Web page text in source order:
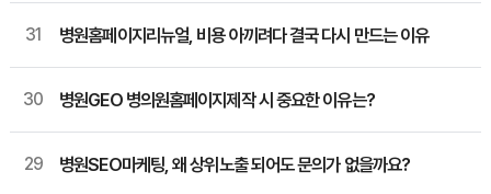
31 병원홈페이지리뉴얼, 비용 아끼려다 결국 다시 만드는 이유
30 병원GEO 병의원홈페이지제작 시 중요한 이유는?
29 병원SEO마케팅, 왜 상위노출 되어도 문의가 없을까요?